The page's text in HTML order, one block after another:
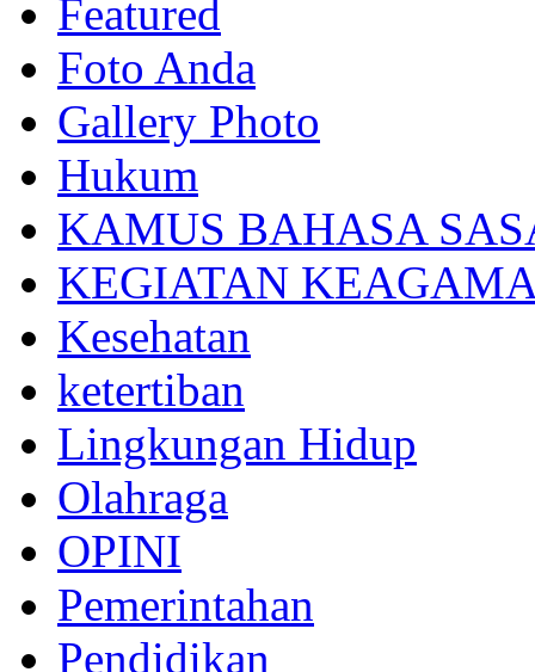
Featured
Foto Anda
Gallery Photo
Hukum
KAMUS BAHASA
KEGIATAN
Kesehatan
ketertiban
Lingkungan Hidup
Olahraga
OPINI
Pemerintahan
Pendidikan